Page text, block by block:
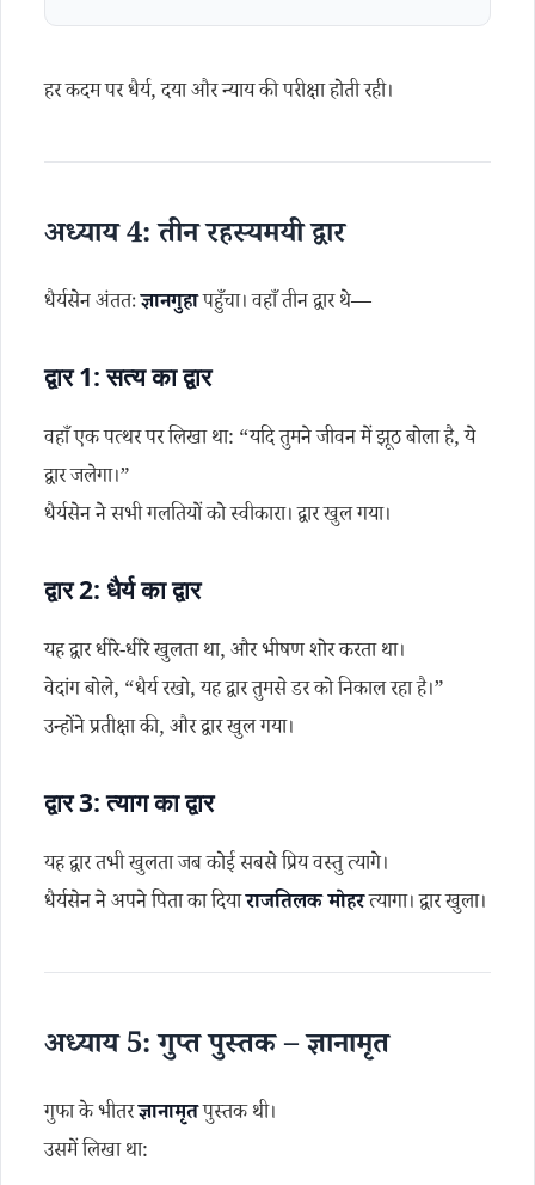
हर कदम पर धैर्य, दया और न्याय की परीक्षा होती रही।
अध्याय 4: तीन रहस्यमयी द्वार
धैर्यसेन अंततःज्ञानगुहापहुँचा। वहाँ तीन द्वार थे—
द्वार 1: सत्य का द्वार
वहाँ एक पत्थर पर लिखा था: “यदि तुमने जीवन में झूठ बोला है, ये
द्वार जलेगा।”
धैर्यसेन ने सभी गलतियों को स्वीकारा। द्वार खुल गया।
द्वार 2: धैर्य का द्वार
यह द्वार धीरे-धीरे खुलता था, और भीषण शोर करता था।
वेदांग बोले, “धैर्य रखो, यह द्वार तुमसे डर को निकाल रहा है।”
उन्होंने प्रतीक्षा की, और द्वार खुल गया।
द्वार 3: त्याग का द्वार
यह द्वार तभी खुलता जब कोई सबसे प्रिय वस्तु त्यागे।
धैर्यसेन ने अपने पिता का दियाराजतिलक मोहरत्यागा। द्वार खुला।
अध्याय 5: गुप्त पुस्तक – ज्ञानामृत
गुफा के भीतरज्ञानामृतपुस्तक थी।
उसमें लिखा था: